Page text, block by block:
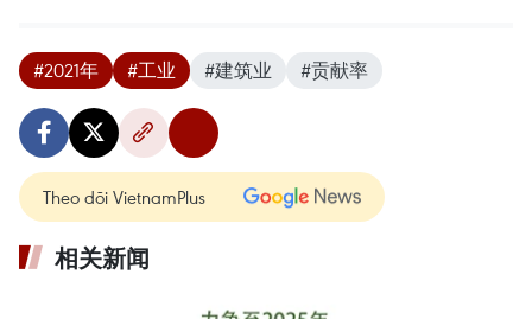
#2021年 #工业 #建筑业 #贡献率
Theo dõi VietnamPlus
相关新闻